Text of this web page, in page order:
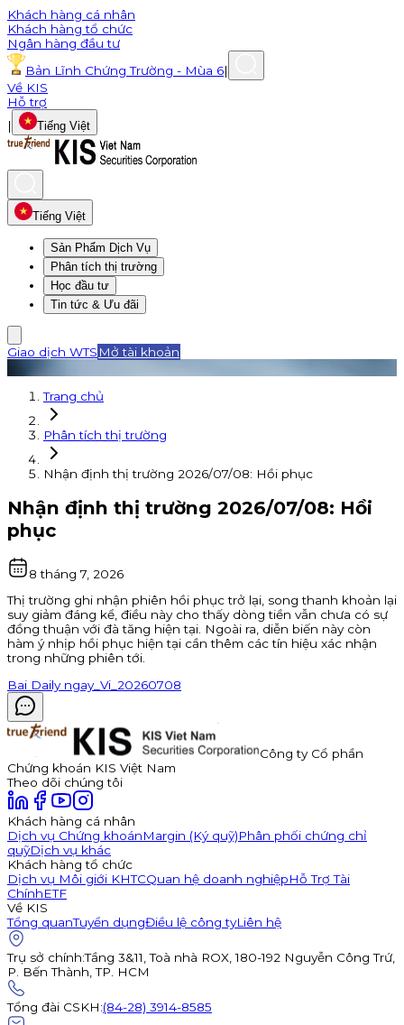
Khách hàng cá nhân
Khách hàng tổ chức
Ngân hàng đầu tư
Bản Lĩnh Chứng Trường - Mùa 6|
Về KIS
Hỗ trợ
|
Tiếng Việt
Tiếng Việt
Sản Phẩm Dịch Vụ
Phân tích thị trường
Học đầu tư
Tin tức & Ưu đãi
Giao dịch WTS Mở tài khoản
Trang chủ
Phân tích thị trường
Nhận định thị trường 2026/07/08: Hồi phục
Nhận định thị trường 2026/07/08: Hồi
phục
8 tháng 7, 2026
Thị trường ghi nhận phiên hồi phục trở lại, song thanh khoản lại
suy giảm đáng kể, điều này cho thấy dòng tiền vẫn chưa có sự
đồng thuận với đà tăng hiện tại. Ngoài ra, diễn biến này còn
hàm ý nhịp hồi phục hiện tại cần thêm các tín hiệu xác nhận
trong những phiên tới.
Bai Daily ngay_Vi_20260708
Công ty Cổ phần
Chứng khoán KIS Việt Nam
Theo dõi chúng tôi
Khách hàng cá nhân
Dịch vụ Chứng khoánMargin (Ký quỹ)Phân phối chứng chỉ
quỹDịch vụ khác
Khách hàng tổ chức
Dịch vụ Môi giới KHTCQuan hệ doanh nghiệpHỗ Trợ Tài
ChínhETF
Về KIS
Tổng quanTuyển dụngĐiều lệ công tyLiên hệ
Trụ sở chính:Tầng 3&11, Toà nhà ROX, 180-192 Nguyễn Công Trứ,
P. Bến Thành, TP. HCM
Tổng đài CSKH:(84-28) 3914-8585